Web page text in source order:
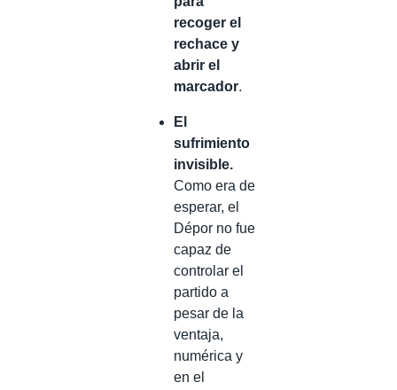
recoger el
rechace y
abrir el
marcador.
El
sufrimiento
invisible.
Como era de
esperar, el
Dépor no fue
capaz de
controlar el
partido a
pesar de la
ventaja,
numérica y
en el